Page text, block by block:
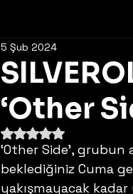
‘Other
5 Şub 2024
5 üzerinden NaN yıldız
‘Other Side’,
beklediğiniz Cuma
yakışmayacak